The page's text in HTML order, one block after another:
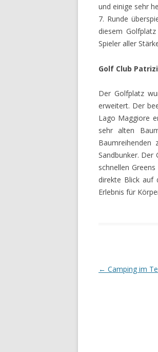
und einige sehr
7. Runde
diesem
Spieler aller
Golf Club
Der Golfplatz
erweitert. Der
Lago Maggiore
sehr alten
Baumreihenden
Sandbunker.
schnellen
direkte Blick auf
Erlebnis für
Artikel-
← Camping im